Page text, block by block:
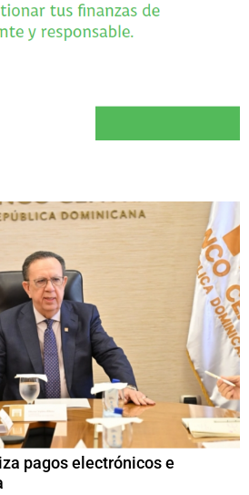
pagos electrónicos e